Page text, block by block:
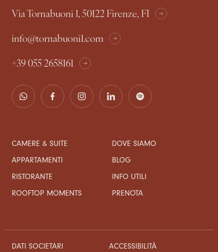
Via Tornabuoni 1, 50122 Firenze, FI
info@tornabuoni1.com
+39 055 2658161
CAMERE & SUITE
APPARTAMENTI
RISTORANTE
ROOFTOP MOMENTS
DOVE SIAMO
BLOG
INFO UTILI
PRENOTA
DATI SOCIETARI ACCESSIBILITÀ